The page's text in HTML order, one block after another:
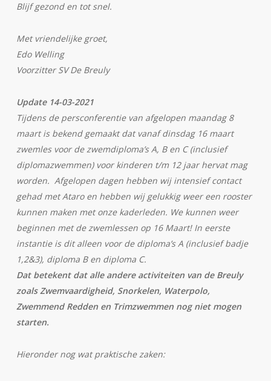
Blijf gezond en tot snel.
Met vriendelijke groet,
Edo Welling
Voorzitter SV De Breuly
Update 14-03-2021
Tijdens de persconferentie van afgelopen maandag 8
maart is bekend gemaakt dat vanaf dinsdag 16 maart
zwemles voor de zwemdiploma’s A, B en C (inclusief
diplomazwemmen) voor kinderen t/m 12 jaar hervat mag
worden. Afgelopen dagen hebben wij intensief contact
gehad met Ataro en hebben wij gelukkig weer een rooster
kunnen maken met onze kaderleden. We kunnen weer
beginnen met de zwemlessen op 16 Maart! In eerste
instantie is dit alleen voor de diploma’s A (inclusief badje
1,2&3), diploma B en diploma C.
Dat betekent dat alle andere activiteiten van de Breuly
zoals Zwemvaardigheid, Snorkelen, Waterpolo,
Zwemmend Redden en Trimzwemmen nog niet mogen
starten.
Hieronder nog wat praktische zaken: